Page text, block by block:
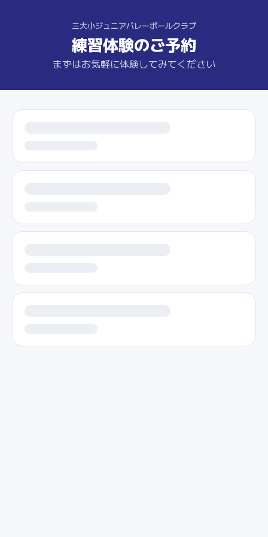
三大小ジュニアバレーボールクラブ
練習体験のご予約
まずはお気軽に体験してみてください